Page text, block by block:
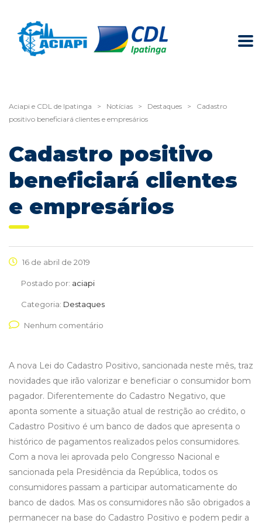
Aciapi e CDL de Ipatinga > Notícias > Destaques >
Cadastro
positivo beneficiará clientes e empresários
Cadastro positivo
beneficiará clientes
e empresários
16 de abril de 2019
Postado por: aciapi
Categoria: Destaques
Nenhum comentário
A nova Lei do Cadastro Positivo, sancionada neste mês, traz
novidades que irão valorizar e beneficiar o consumidor bom
pagador. Diferentemente do Cadastro Negativo, que
aponta somente a situação atual de restrição ao crédito, o
Cadastro Positivo é um banco de dados que apresenta o
histórico de pagamentos realizados pelos consumidores.
Com a nova lei aprovada pelo Congresso Nacional e
sancionada pela Presidência da República, todos os
consumidores passam a participar automaticamente do
banco de dados. Mas os consumidores não são obrigados a
permanecer na base do Cadastro Positivo e podem pedir a